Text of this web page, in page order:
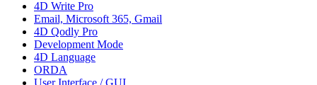
4D Write Pro
Email, Microsoft 365, Gmail
4D Qodly Pro
Development Mode
4D Language
ORDA